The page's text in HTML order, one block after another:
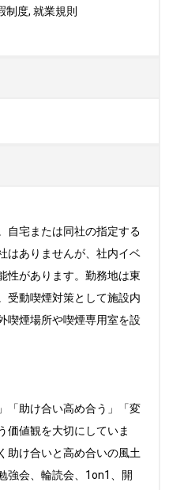
制度, 就業規則
自宅または同社の指定する
はありませんが、社内イベ
性があります。勤務地は東
受動喫煙対策として施設内
喫煙場所や喫煙専用室を設
「助け合い高め合う」「変
価値観を大切にしていま
助け合いと高め合いの風土
強会、輪読会、1on1、開